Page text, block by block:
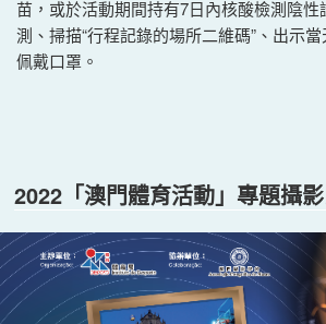
苗，或於活動期間持有7日內核酸檢測陰
測、掃描“行程記錄的場所二維碼”、出示當
佩戴口罩。
2022「澳門體育活動」專題攝